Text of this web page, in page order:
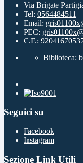
Via Brigate
Tel: 0564484511
Email:
PEC:
C.F.:
Biblioteca:
Seguici su
Facebook
Instagram
Sezione Link Utili